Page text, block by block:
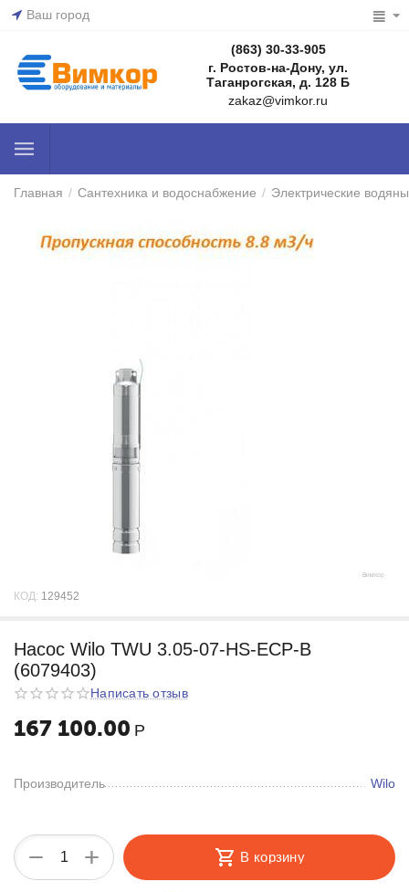
Ваш город
(863) 30-33-905
г. Ростов-на-Дону, ул.
Таганрогская, д. 128 Б
zakaz@vimkor.ru
Главная / Сантехника и водоснабжение / Электрические
КОД: 129452
Насос Wilo TWU 3.05-07-HS-ECP-B
(6079403)
Написать отзыв
167 100.00 Р
Производитель Wilo
+
− В корзину